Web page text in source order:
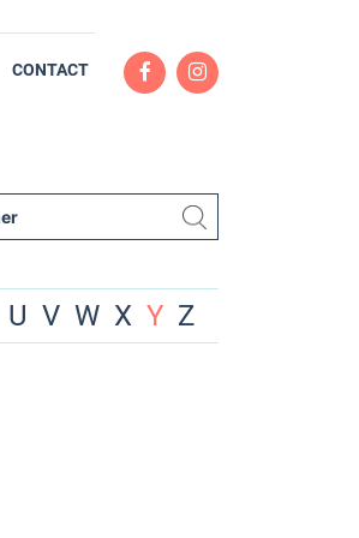
CONTACT
U V W X Y Z